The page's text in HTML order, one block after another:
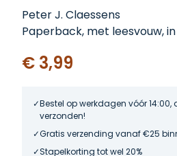
Peter J. Claessens
Paperback, met leesvouw,
€ 3,99
Bestel op werkdagen vóór 14:00,
verzonden!
Gratis verzending vanaf €25
Stapelkorting tot wel 20%